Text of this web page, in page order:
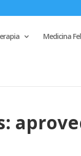
Medicina